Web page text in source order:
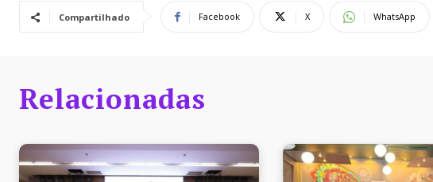
Compartilhado Facebook X WhatsApp
Relacionadas